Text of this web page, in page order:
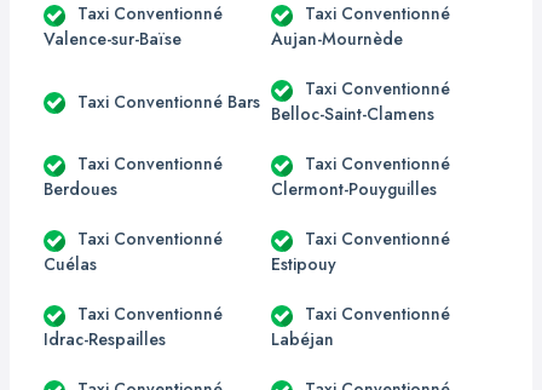
Taxi Conventionné
Valence-sur-Baïse
Taxi Conventionné
Aujan-Mournède
Taxi Conventionné Bars
Taxi Conventionné
Belloc-Saint-Clamens
Taxi Conventionné
Berdoues
Taxi Conventionné
Clermont-Pouyguilles
Taxi Conventionné
Cuélas
Taxi Conventionné
Estipouy
Taxi Conventionné
Idrac-Respailles
Taxi Conventionné
Labéjan